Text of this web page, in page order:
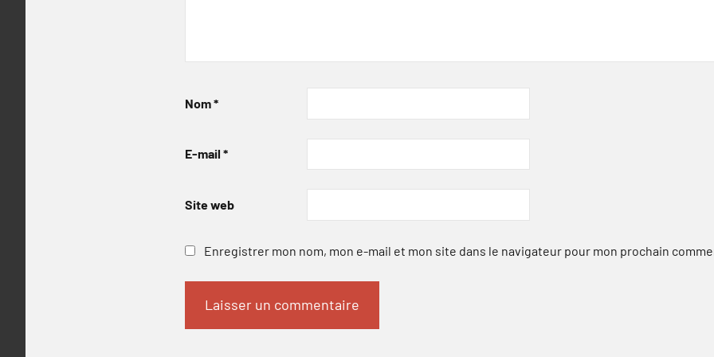
Nom*
E-mail *
Site web
Enregistrer mon nom, mon e-mail et mon site dans le navigateur pour mon prochain